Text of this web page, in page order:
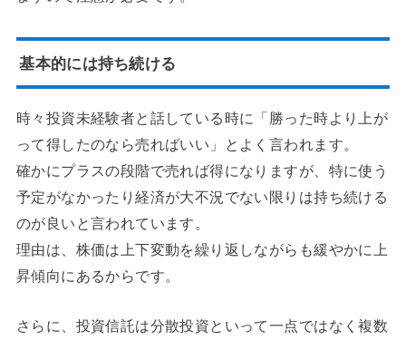
基本的には持ち続ける
時々投資未経験者と話している時に「勝った時より上が
って得したのなら売ればいい」とよく言われます。
確かにプラスの段階で売れば得になりますが、特に使う
予定がなかったり経済が大不況でない限りは持ち続ける
のが良いと言われています。
理由は、株価は上下変動を繰り返しながらも緩やかに上
昇傾向にあるからです。
さらに、投資信託は分散投資といって一点ではなく複数